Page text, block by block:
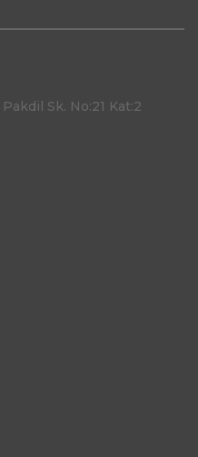
Sk. No:21 Kat:2